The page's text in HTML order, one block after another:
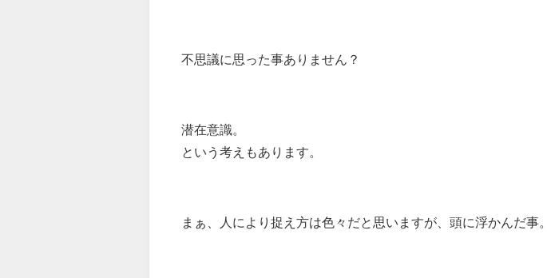
不思議に思った事ありません？
潜在意識。
という考えもあります。
まぁ、人により捉え方は色々だと思いますが、頭に浮かんだ事。